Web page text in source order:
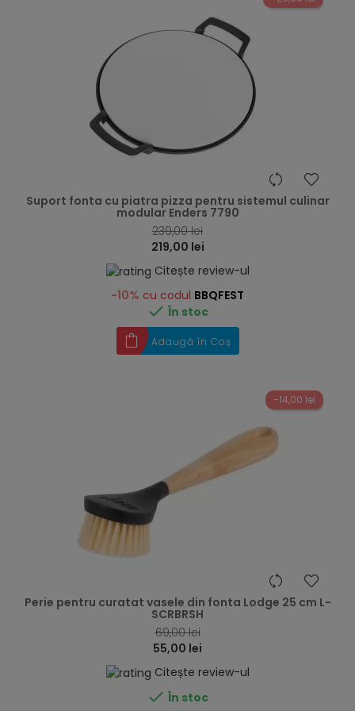
Suport fonta cu piatra pizza pentru sistemul culinar
modular Enders 7790
239,00 lei
219,00 lei
Citește review-ul
-10% cu codul BBQFEST
 În stoc
Adaugă în Coș
-14,00 lei
Perie pentru curatat vasele din fonta Lodge 25 cm L-
SCRBRSH
69,00 lei
55,00 lei
Citește review-ul
 În stoc